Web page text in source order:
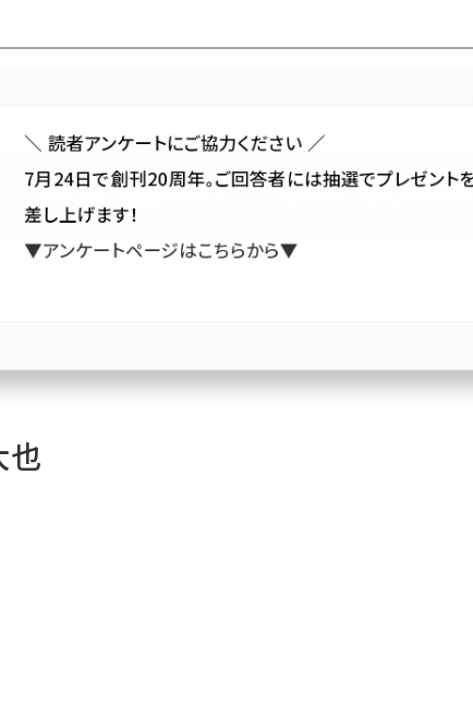
Forum
カテゴリ／種別 から探す セミナー／イベント から探す
也
＼ 読者アンケートにご協力ください ／
7月24日で創刊20周年。ご回答者には抽選でプレゼントを
差し上げます！
▼アンケートページはこちらから▼